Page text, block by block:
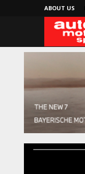
ABOUT US